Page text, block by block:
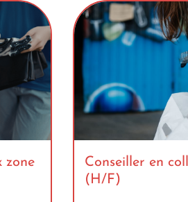
zone
Conseiller en
(H/F)